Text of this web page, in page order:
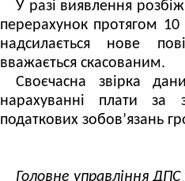
У разі виявлення
перерахунок протягом 10
надсилається нове
вважається скасованим.
Своєчасна звірка
нарахуванні плати за
податкових зобов’язань
Головне управління